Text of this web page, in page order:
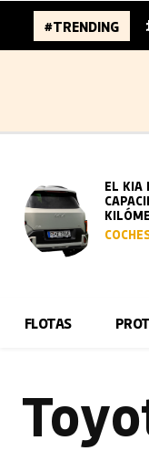
#TRENDING
de la
EL KIA
FLOTAS